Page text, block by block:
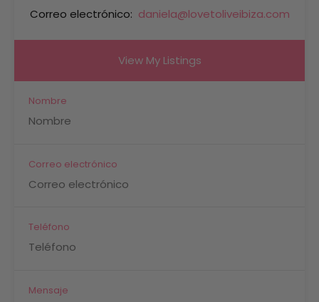
Correo electrónico: daniela@lovetoliveibiza.com
View My Listings
Nombre
Correo electrónico
Teléfono
Mensaje